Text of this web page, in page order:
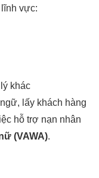
vực:
khác
lấy khách hàng
hỗ trợ nạn nhân
(VAWA).